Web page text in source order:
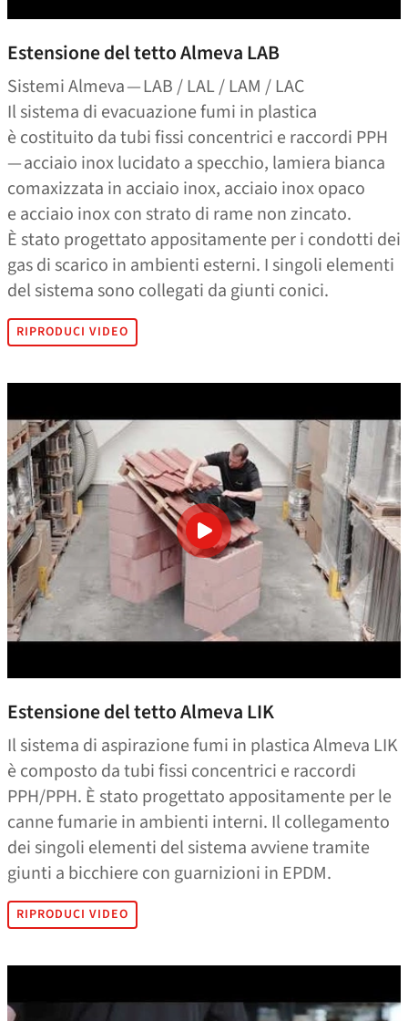
Estensione del tetto Almeva LAB
Sistemi Almeva — LAB / LAL / LAM / LAC
Il sistema di evacuazione fumi in plastica
è costituito da tubi fissi concentrici e raccordi PPH
— acciaio inox lucidato a specchio, lamiera bianca
comaxizzata in acciaio inox, acciaio inox opaco
e acciaio inox con strato di rame non zincato.
È stato progettato appositamente per i condotti dei
gas di scarico in ambienti esterni. I singoli elementi
del sistema sono collegati da giunti conici.
RIPRODUCI VIDEO
Estensione del tetto Almeva LIK
Il sistema di aspirazione fumi in plastica Almeva LIK
è composto da tubi fissi concentrici e raccordi
PPH/PPH. È stato progettato appositamente per le
canne fumarie in ambienti interni. Il collegamento
dei singoli elementi del sistema avviene tramite
giunti a bicchiere con guarnizioni in EPDM.
RIPRODUCI VIDEO